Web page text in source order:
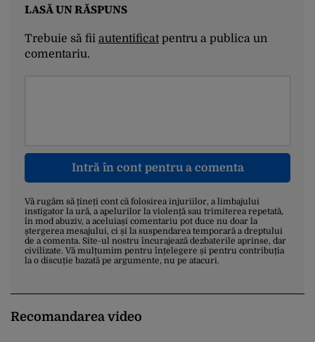
LASĂ UN RĂSPUNS
Trebuie să fii autentificatpentru a publica un
comentariu.
Intră în cont pentru a comenta
Vă rugăm să țineți cont că folosirea injuriilor, a limbajului
instigator la ură, a apelurilor la violență sau trimiterea repetată,
în mod abuziv, a aceluiași comentariu pot duce nu doar la
ștergerea mesajului, ci și la suspendarea temporară a dreptului
de a comenta. Site-ul nostru încurajează dezbaterile aprinse, dar
civilizate. Vă mulțumim pentru înțelegere și pentru contribuția
la o discuție bazată pe argumente, nu pe atacuri.
Recomandarea video